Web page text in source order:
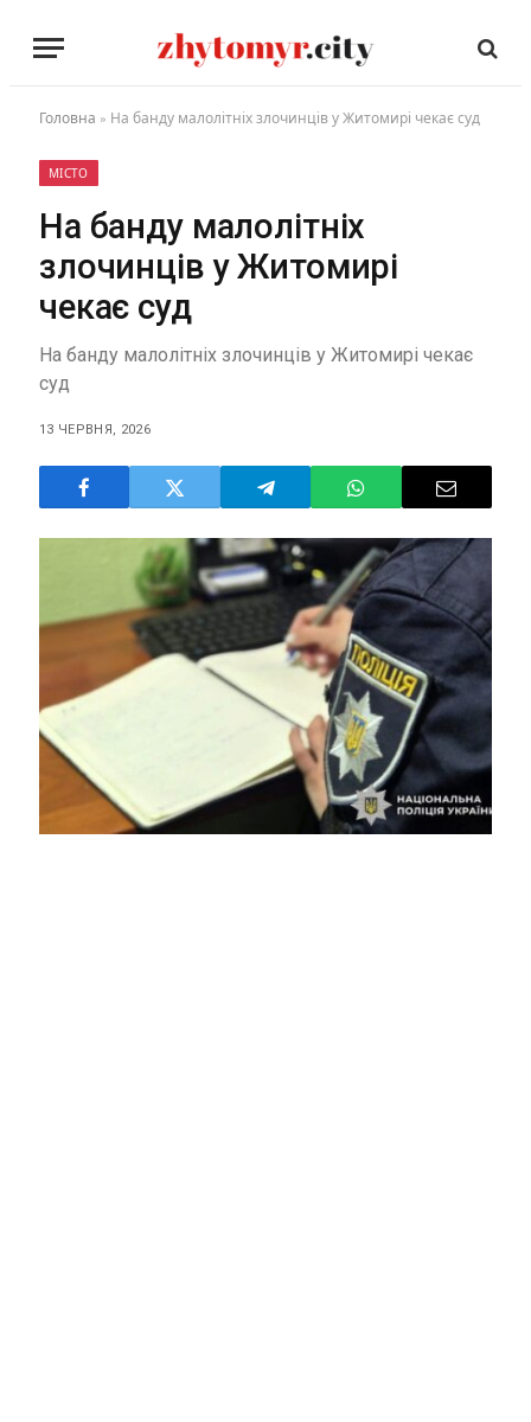
Головна » На банду малолітніх злочинців у Житомирі чекає суд
МІСТО
На банду малолітніх
злочинців у Житомирі
чекає суд
На банду малолітніх злочинців у Житомирі чекає
суд
13 ЧЕРВНЯ, 2026